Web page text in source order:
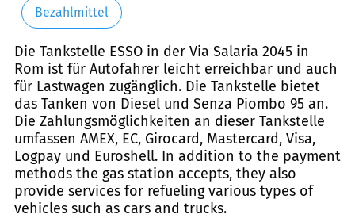
Bezahlmittel
Die Tankstelle ESSO in der Via Salaria 2045 in
Rom ist für Autofahrer leicht erreichbar und auch
für Lastwagen zugänglich. Die Tankstelle bietet
das Tanken von Diesel und Senza Piombo 95 an.
Die Zahlungsmöglichkeiten an dieser Tankstelle
umfassen AMEX, EC, Girocard, Mastercard, Visa,
Logpay und Euroshell. In addition to the payment
methods the gas station accepts, they also
provide services for refueling various types of
vehicles such as cars and trucks.